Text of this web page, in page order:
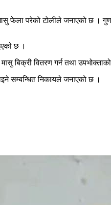
फेला परेको टोलीले जनाएको छ ।
छ ।
बिक्री वितरण गर्न तथा उपभोक्ताको
सम्बन्धित निकायले जनाएको छ ।